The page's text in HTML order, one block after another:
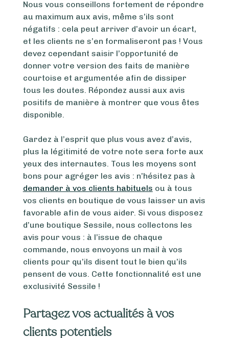
Nous vous conseillons fortement de répondre
au maximum aux avis, même s’ils sont
négatifs : cela peut arriver d’avoir un écart,
et les clients ne s’en formaliseront pas ! Vous
devez cependant saisir l’opportunité de
donner votre version des faits de manière
courtoise et argumentée afin de dissiper
tous les doutes. Répondez aussi aux avis
positifs de manière à montrer que vous êtes
disponible.
Gardez à l’esprit que plus vous avez d’avis,
plus la légitimité de votre note sera forte aux
yeux des internautes. Tous les moyens sont
bons pour agréger les avis : n’hésitez pas à
demander à vos clients habituels ou à tous
vos clients en boutique de vous laisser un avis
favorable afin de vous aider. Si vous disposez
d’une boutique Sessile, nous collectons les
avis pour vous : à l’issue de chaque
commande, nous envoyons un mail à vos
clients pour qu’ils disent tout le bien qu’ils
pensent de vous. Cette fonctionnalité est une
exclusivité Sessile !
Partagez vos actualités à vos
clients potentiels